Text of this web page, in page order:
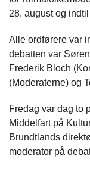
28. august og
Alle ordførere var
debatten var
Frederik Bloch
(Moderaterne) og
Fredag var dag to
Middelfart på
Brundtlands
moderator på